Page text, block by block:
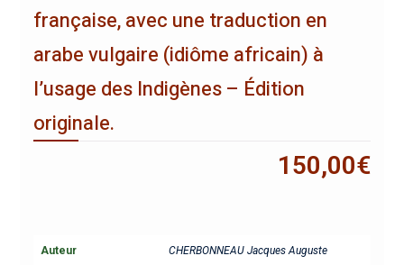
française, avec une traduction en
arabe vulgaire (idiôme africain) à
l’usage des Indigènes – Édition
originale.
150,00€
Auteur CHERBONNEAU Jacques Auguste